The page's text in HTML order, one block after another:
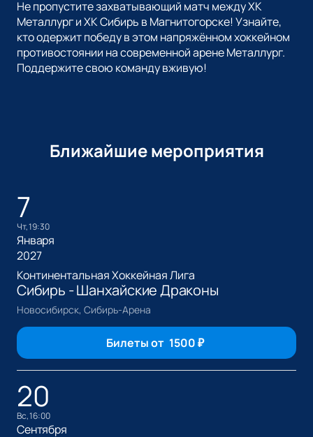
Не пропустите захватывающий матч между ХК
Металлург и ХК Сибирь в Магнитогорске! Узнайте,
кто одержит победу в этом напряжённом хоккейном
противостоянии на современной арене Металлург.
Поддержите свою команду вживую!
Ближайшие мероприятия
7
чт, 19:30
Января
2027
Континентальная Хоккейная Лига
Сибирь - Шанхайские Драконы
Новосибирск, Сибирь-Арена
Билеты от 1500₽
20
вс, 16:00
Сентября